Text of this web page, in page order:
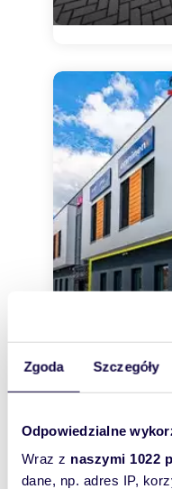
Zgoda Szczegóły
Odpowiedzialne
Wraz z naszymi 1022
dane, np. adres IP,